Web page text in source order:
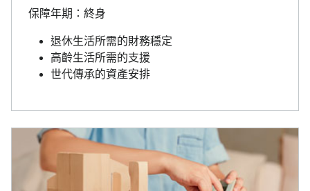
保障年期：終身
退休生活所需的財務穩定
高齡生活所需的支援
世代傳承的資產安排